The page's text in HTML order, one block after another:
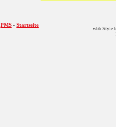
PMS - Startseite
wbb Style